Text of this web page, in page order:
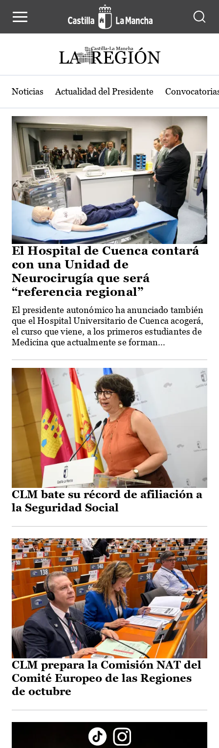
Actualidad de la región de Castilla-
Noticias Actualidad del Presidente
El Hospital de Cuenca contará
con una Unidad de
Neurocirugía que será
“referencia regional”
El presidente autonómico ha anunciado también
que el Hospital Universitario de Cuenca acogerá,
el curso que viene, a los primeros estudiantes de
Medicina que actualmente se forman...
CLM bate su récord de afiliación a
la Seguridad Social
CLM prepara la Comisión NAT del
Comité Europeo de las Regiones
de octubre